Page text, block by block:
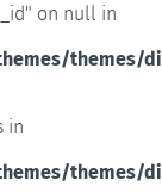
on null in
themes/
in
themes/